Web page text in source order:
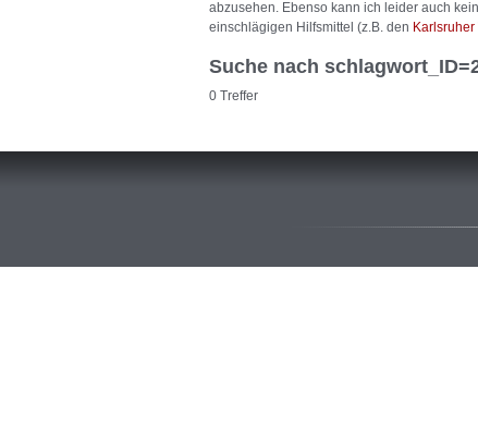
abzusehen. Ebenso kann ich leider auch
einschlägigen Hilfsmittel (z.B. den
Suche nach
0 Treffer